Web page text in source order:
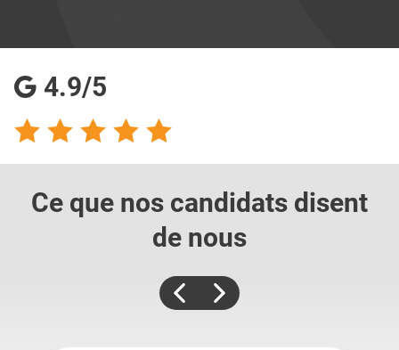
4.9/5
Ce que nos candidats disent
de nous